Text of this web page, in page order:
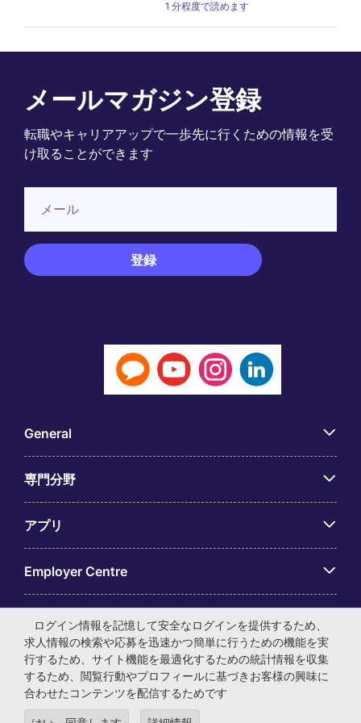
1 分程度で読めます
メールマガジン登録
転職やキャリアアップで一歩先に行くための情報を受
け取ることができます
General
専門分野
アプリ
Employer Centre
© マイケル・ペイジ・インターナショナル・ジャパン株式会
社 法人番号：0104-01-043253 本社所在地：〒105-0001 東
京都港区虎ノ門4-3-13 ヒューリック神谷町ビル6階 有料職業
紹介事業許可番号：13-ユ-040405 ／ 労働者派遣事業許可番
ログイン情報を記憶して安全なログインを提供するため、
求人情報の検索や応募を迅速かつ簡単に行うための機能を実
行するため、サイト機能を最適化するための統計情報を収集
するため、閲覧行動やプロフィールに基づきお客様の興味に
合わせたコンテンツを配信するためです